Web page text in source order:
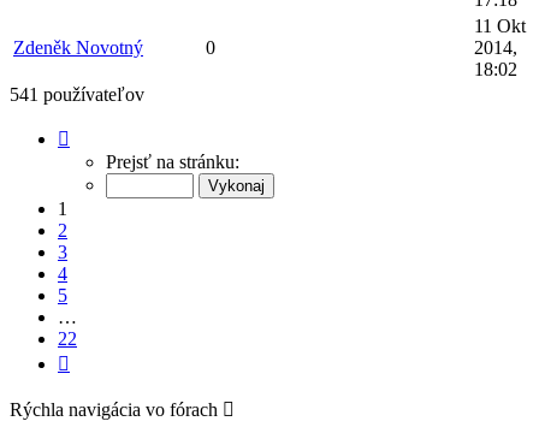
Zdeněk Novotný 0
11 Okt
2014,
18:02
541 používateľov
Prejsť na stránku:
1
2
3
4
5
…
22
Rýchla navigácia vo fórach